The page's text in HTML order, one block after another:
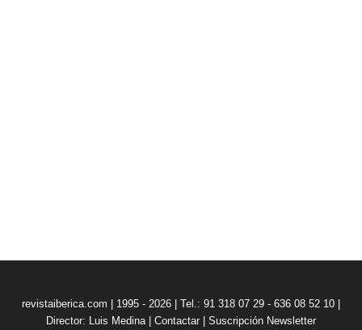
revistaiberica.com | 1995 - 2026 | Tel.: 91 318 07 29 - 636 08 52 10 |
Director: Luis Medina| Contactar Suscripción Newsletter